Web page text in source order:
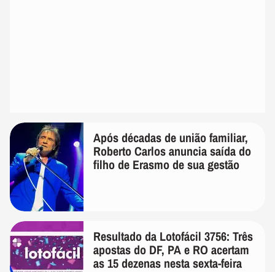
Após décadas de união familiar,
Roberto Carlos anuncia saída do
filho de Erasmo de sua gestão
Resultado da Lotofácil 3756: Três
apostas do DF, PA e RO acertam
as 15 dezenas nesta sexta-feira